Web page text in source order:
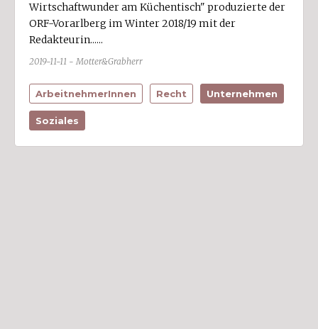
Metall/Elektro/Elektronik (6)
Musik/Unterhaltung
Nahrungs- und Genussmittel (11)
Papier/Bürobedarf
Politik (5)
Religion
Wirtschaftwunder am Küchentisch" produzierte der
ORF-Vorarlberg im Winter 2018/19 mit der
Redakteurin......
2019-11-11 - Motter&Grabherr
ArbeitnehmerInnen Recht Unternehmen
Soziales